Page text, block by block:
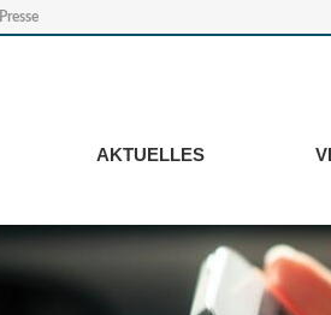
Presse
AKTUELLES